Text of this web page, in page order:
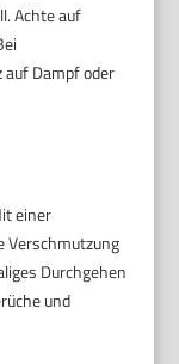
Achte auf
Dampf oder
einer
Verschmutzung
Durchgehen
und